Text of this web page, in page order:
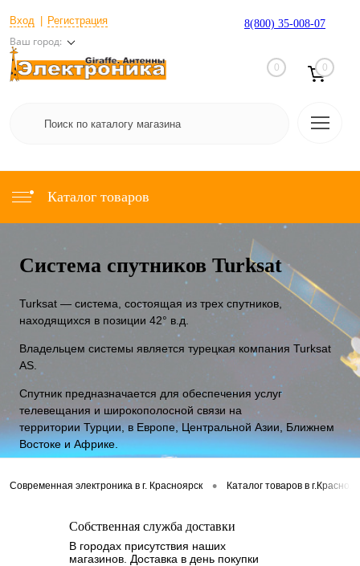
Вход Регистрация
Ваш город:
8(800) 35-008-07
0 0
Каталог товаров
Система спутников Turksat
Turksat — система, состоящая из трех спутников,
находящихся в позиции 42° в.д.
Владельцем системы является турецкая компания Turksat
AS.
Спутник предназначается для обеспечения услуг
телевещания и широкополосной связи на
территории Турции, в Европе, Центральной Азии, Ближнем
Востоке и Африке.
Современная электроника в г. Красноярск • Каталог товаров в
Собственная служба доставки
В городах присутствия наших
магазинов. Доставка в день покупки